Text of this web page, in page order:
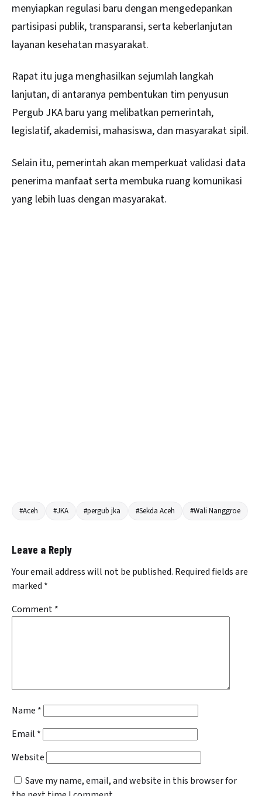
menyiapkan regulasi baru dengan mengedepankan
partisipasi publik, transparansi, serta keberlanjutan
layanan kesehatan masyarakat.
Rapat itu juga menghasilkan sejumlah langkah
lanjutan, di antaranya pembentukan tim penyusun
Pergub JKA baru yang melibatkan pemerintah,
legislatif, akademisi, mahasiswa, dan masyarakat sipil.
Selain itu, pemerintah akan memperkuat validasi data
penerima manfaat serta membuka ruang komunikasi
yang lebih luas dengan masyarakat.
#Aceh #JKA #pergub jka #Sekda Aceh #Wali Nanggroe
Leave a Reply
Your email address will not be published. Required fields are
marked *
Comment*
Name *
Email *
Website
Save my name, email, and website in this browser for